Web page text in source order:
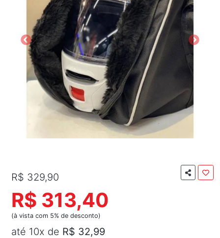
R$ 329,90
R$ 313,40
(à vista com 5% de desconto)
até 10x de R$ 32,99